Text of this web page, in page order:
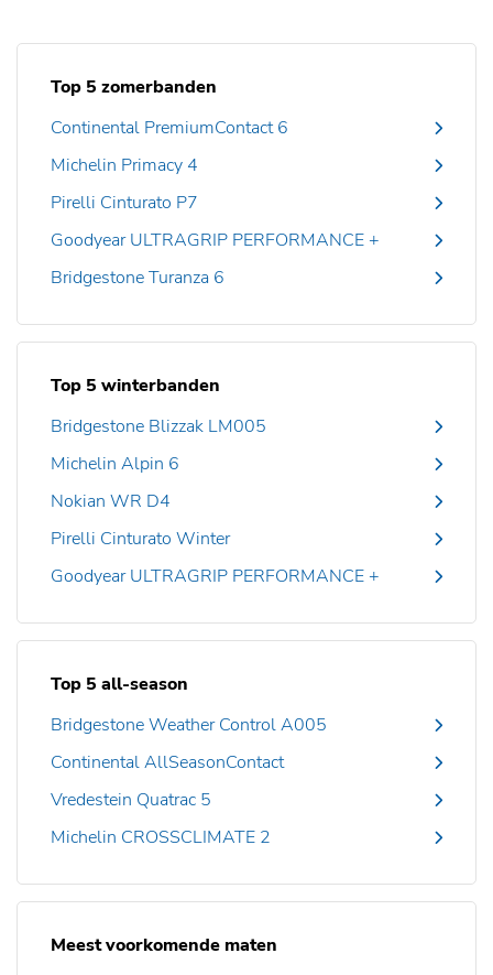
Top 5 zomerbanden
Continental PremiumContact 6
Michelin Primacy 4
Pirelli Cinturato P7
Goodyear ULTRAGRIP PERFORMANCE +
Bridgestone Turanza 6
Top 5 winterbanden
Bridgestone Blizzak LM005
Michelin Alpin 6
Nokian WR D4
Pirelli Cinturato Winter
Goodyear ULTRAGRIP PERFORMANCE +
Top 5 all-season
Bridgestone Weather Control A005
Continental AllSeasonContact
Vredestein Quatrac 5
Michelin CROSSCLIMATE 2
Meest voorkomende maten